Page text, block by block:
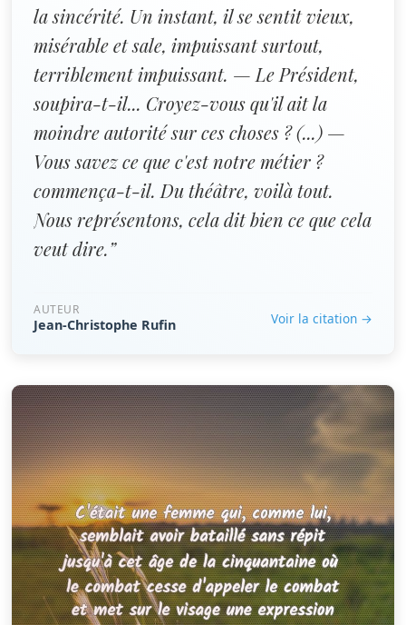
la sincérité. Un instant, il se sentit vieux,
misérable et sale, impuissant surtout,
terriblement impuissant. — Le Président,
soupira-t-il... Croyez-vous qu'il ait la
moindre autorité sur ces choses ? (...) —
Vous savez ce que c'est notre métier ?
commença-t-il. Du théâtre, voilà tout.
Nous représentons, cela dit bien ce que cela
veut dire.”
AUTEUR
Jean-Christophe Rufin Voir la citation →